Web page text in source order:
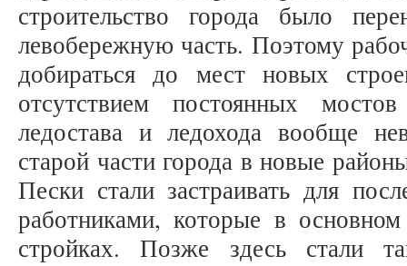
строительство города было
левобережную часть. Поэтому
добираться до мест новых
отсутствием постоянных
ледостава и ледохода вообще
старой части города в новые
Пески стали застраивать для
работниками, которые в
стройках. Позже здесь стали